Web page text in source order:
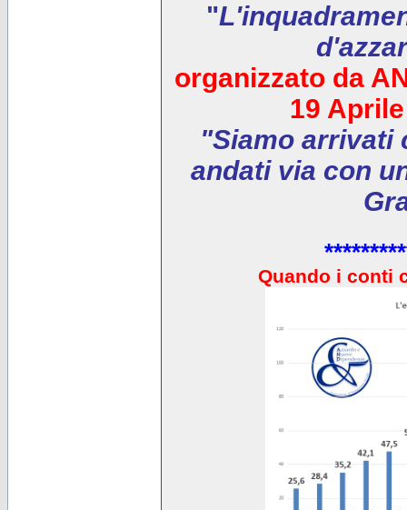
"
organizzato da
19
"Siamo arrivati
andati via con
Quando i conti